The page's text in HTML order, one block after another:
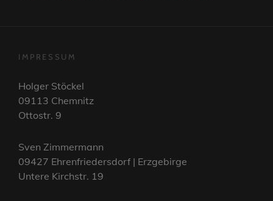
IMPRESSUM
Holger Stöckel
09113 Chemnitz
Ottostr. 9
Sven Zimmermann
09427 Ehrenfriedersdorf | Erzgebirge
Untere Kirchstr. 19